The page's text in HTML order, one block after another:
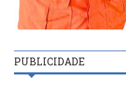
PUBLICIDADE